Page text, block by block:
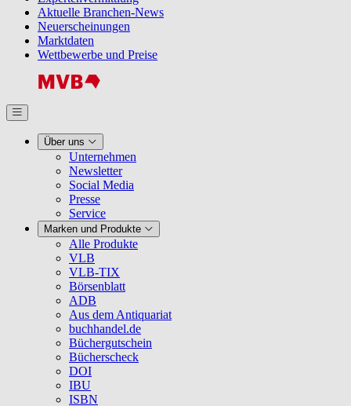
Aktuelle Branchen-News
Neuerscheinungen
Marktdaten
Wettbewerbe und Preise
Über uns
Unternehmen
Newsletter
Social Media
Presse
Service
Marken und Produkte
Alle Produkte
VLB
VLB-TIX
Börsenblatt
ADB
Aus dem Antiquariat
buchhandel.de
Büchergutschein
Bücherscheck
DOI
IBU
ISBN